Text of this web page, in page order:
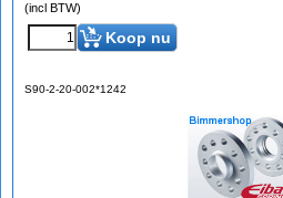
(incl BTW)
Koop nu
S90-2-20-002*1242